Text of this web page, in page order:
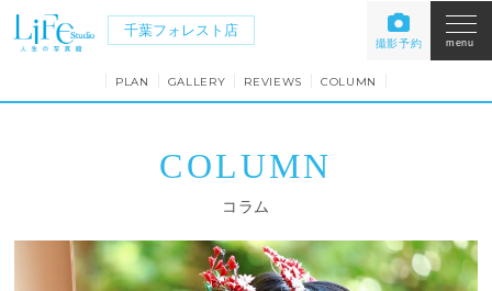
千葉フォレスト店
撮影予約 menu
PLAN GALLERY REVIEWS COLUMN
COLUMN
コラム